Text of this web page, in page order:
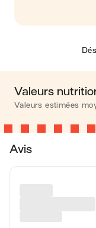
Valeurs
Valeurs estimées
Calories
Avis